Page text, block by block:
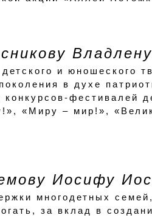
и юношеского
в духе
фестивалей
«Миру – мир!»,
Иосифу
многодетных
за вклад в